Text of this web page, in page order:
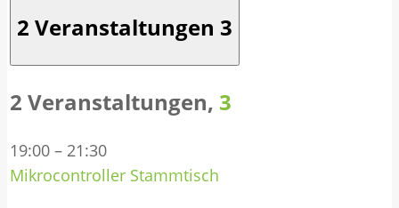
2 Veranstaltungen 3
2 Veranstaltungen, 3
19:00 – 21:30
Mikrocontroller Stammtisch